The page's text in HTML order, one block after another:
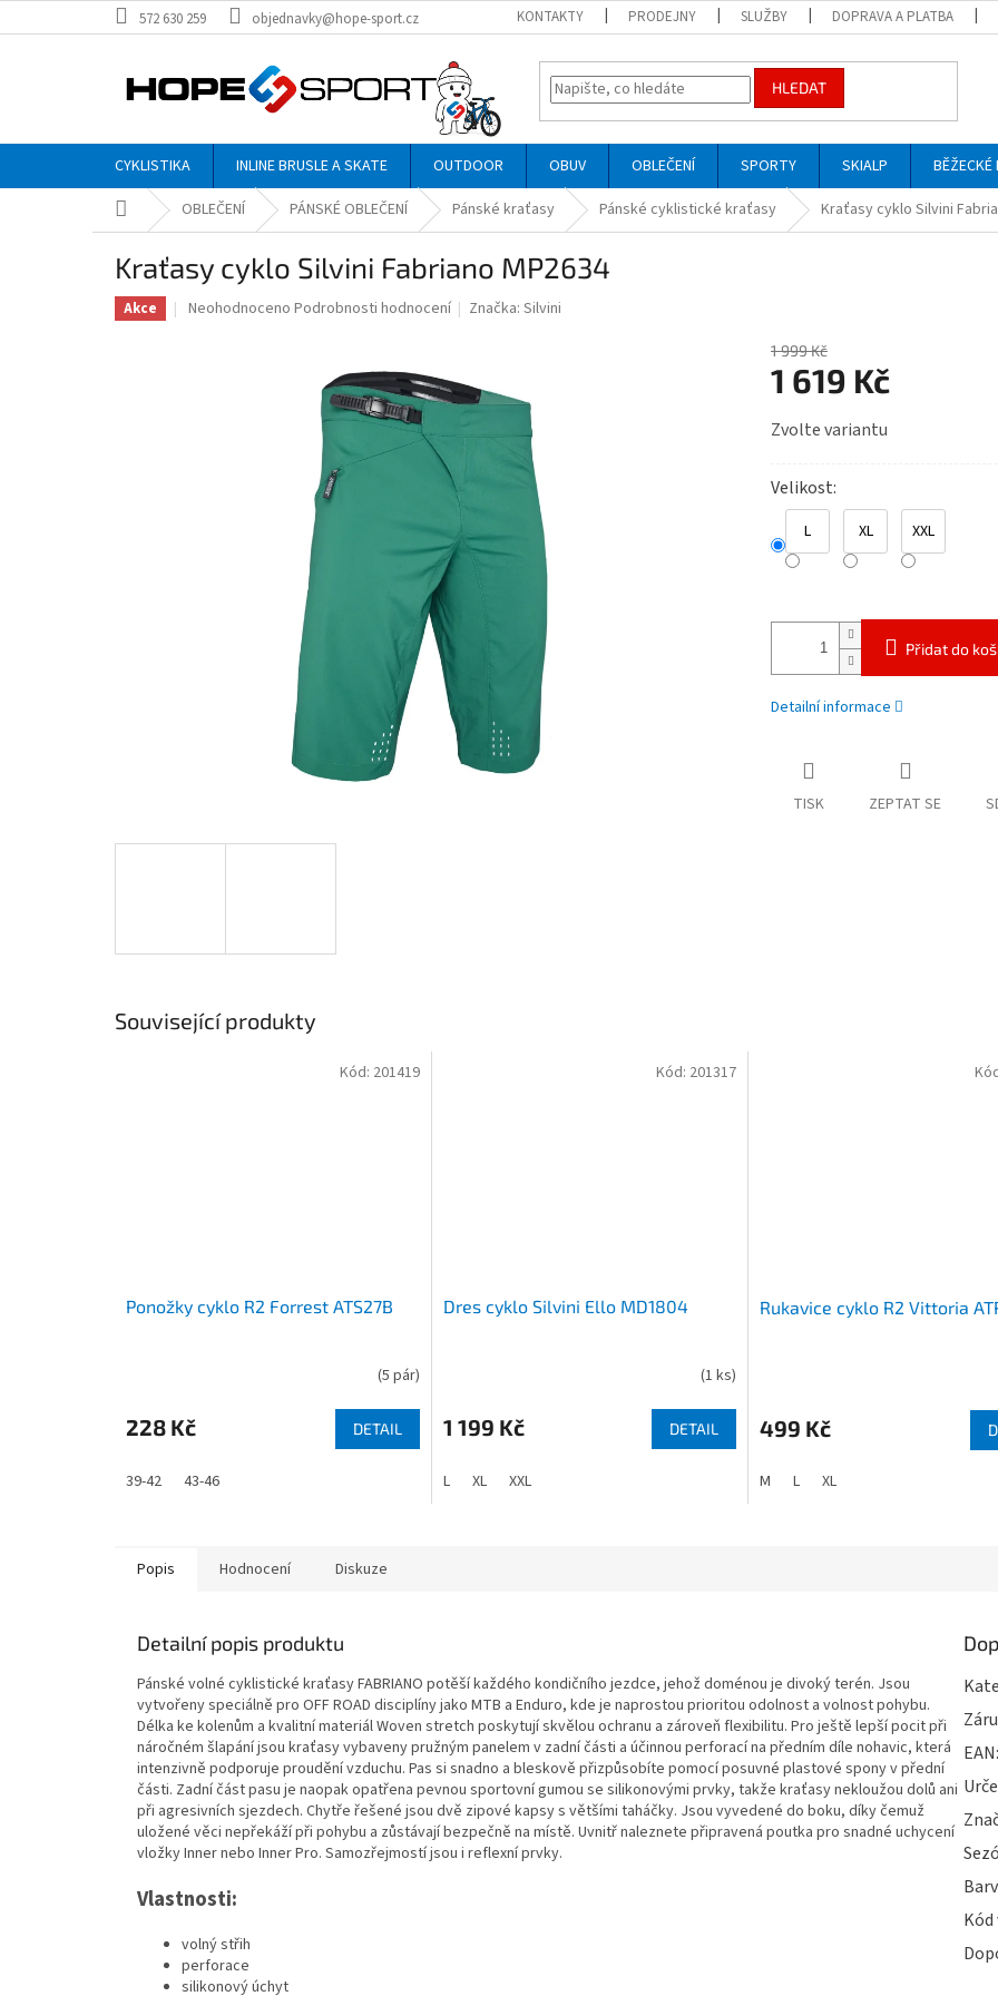
na
572 630 259 objednavky@hope-sport.cz KONTAKTY PRODEJNY SLUŽBY DOPRAVA A PLATBA
HLEDAT
CYKLISTIKA INLINE BRUSLE A SKATE OUTDOOR OBUV OBLEČENÍ SPORTY SKIALP BĚŽECKÉ
Domů OBLEČENÍ PÁNSKÉ OBLEČENÍ Pánské kraťasy Pánské cyklistické kraťasy Kraťasy cyklo Silvini
Kraťasy cyklo Silvini Fabriano MP2634
Akce
Průměrné
Neohodnoceno Podrobnosti hodnocení Značka:Silvini
1 999 Kč
1 619 Kč
cena:
Zvolte variantu
Velikost
L XL XXL
Přidat do
Detailní informace
TISK ZEPTAT SE
Související produkty
Ponožky cyklo R2 Forrest ATS27B
(5 pár)
228 Kč DETAIL
39-42 43-46
Kód: 201419
Dres cyklo Silvini Ello MD1804
(1 ks)
1 199 Kč DETAIL
L XL XXL
Kód: 201317
Rukavice cyklo R2 Vittoria
499 Kč
M L XL
Popis Hodnocení Diskuze
Detailní popis produktu
Pánské volné cyklistické kraťasy FABRIANO potěší každého kondičního jezdce, jehož doménou je divoký terén. Jsou
vytvořeny speciálně pro OFF ROAD disciplíny jako MTB a Enduro, kde je naprostou prioritou odolnost a volnost pohybu.
Délka ke kolenům a kvalitní materiál Woven stretch poskytují skvělou ochranu a zároveň flexibilitu. Pro ještě lepší pocit při
náročném šlapání jsou kraťasy vybaveny pružným panelem v zadní části a účinnou perforací na předním díle nohavic, která
intenzivně podporuje proudění vzduchu. Pas si snadno a bleskově přizpůsobíte pomocí posuvné plastové spony v přední
části. Zadní část pasu je naopak opatřena pevnou sportovní gumou se silikonovými prvky, takže kraťasy nekloužou dolů ani
při agresivních sjezdech. Chytře řešené jsou dvě zipové kapsy s většími taháčky. Jsou vyvedené do boku, díky čemuž
uložené věci nepřekáží při pohybu a zůstávají bezpečně na místě. Uvnitř naleznete připravená poutka pro snadné uchycení
vložky Inner nebo Inner Pro. Samozřejmostí jsou i reflexní prvky.
Vlastnosti:
volný střih
perforace
silikonový úchyt
EAN